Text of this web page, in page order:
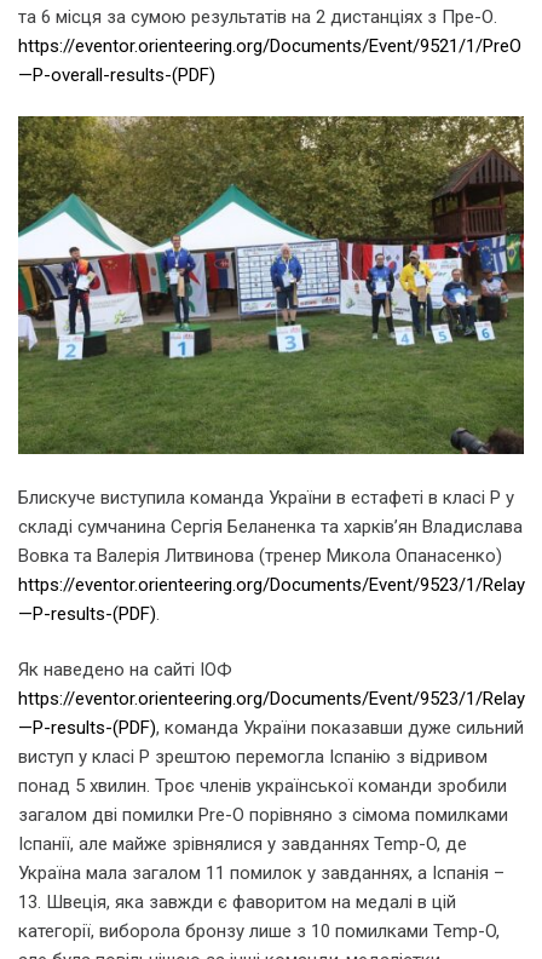
та 6 місця за сумою результатів на 2 дистанціях з Пре-О.
https://eventor.orienteering.org/Documents/Event/9521/1/PreO
—P-overall-results-(PDF)
Блискуче виступила команда України в естафеті в класі Р у
складі сумчанина Сергія Беланенка та харків’ян Владислава
Вовка та Валерія Литвинова (тренер Микола Опанасенко)
https://eventor.orienteering.org/Documents/Event/9523/1/Relay
—P-results-(PDF).
Як наведено на сайті ІОФ
https://eventor.orienteering.org/Documents/Event/9523/1/Relay
—P-results-(PDF), команда України показавши дуже сильний
виступ у класі P зрештою перемогла Іспанію з відривом
понад 5 хвилин. Троє членів української команди зробили
загалом дві помилки Pre-O порівняно з сімома помилками
Іспанії, але майже зрівнялися у завданнях Temp-O, де
Україна мала загалом 11 помилок у завданнях, а Іспанія –
13. Швеція, яка завжди є фаворитом на медалі в цій
категорії, виборола бронзу лише з 10 помилками Temp-O,